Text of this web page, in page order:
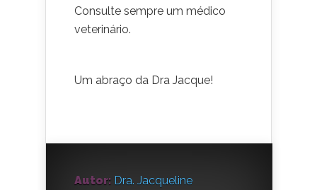
Consulte sempre um médico
veterinário.
Um abraço da Dra Jacque!
Autor: Dra. Jacqueline